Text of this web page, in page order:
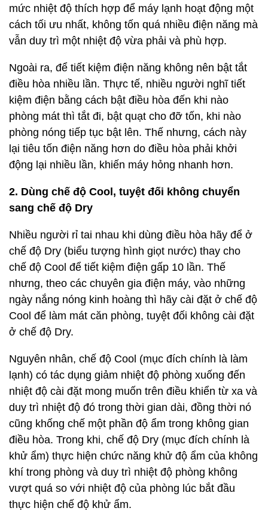
mức nhiệt độ thích hợp để máy lạnh hoạt động một
cách tối ưu nhất, không tốn quá nhiều điện năng mà
vẫn duy trì một nhiệt độ vừa phải và phù hợp.
Ngoài ra, để tiết kiệm điện năng không nên bật tắt
điều hòa nhiều lần. Thực tế, nhiều người nghĩ tiết
kiệm điện bằng cách bật điều hòa đến khi nào
phòng mát thì tắt đi, bật quạt cho đỡ tốn, khi nào
phòng nóng tiếp tục bật lên. Thế nhưng, cách này
lại tiêu tốn điện năng hơn do điều hòa phải khởi
động lại nhiều lần, khiến máy hỏng nhanh hơn.
2. Dùng chế độ Cool, tuyệt đối không chuyển
sang chế độ Dry
Nhiều người rỉ tai nhau khi dùng điều hòa hãy để ở
chế độ Dry (biểu tượng hình giọt nước) thay cho
chế độ Cool để tiết kiệm điện gấp 10 lần. Thế
nhưng, theo các chuyên gia điện máy, vào những
ngày nắng nóng kinh hoàng thì hãy cài đặt ở chế độ
Cool để làm mát căn phòng, tuyệt đối không cài đặt
ở chế độ Dry.
Nguyên nhân, chế độ Cool (mục đích chính là làm
lạnh) có tác dụng giảm nhiệt độ phòng xuống đến
nhiệt độ cài đặt mong muốn trên điều khiển từ xa và
duy trì nhiệt độ đó trong thời gian dài, đồng thời nó
cũng khống chế một phần độ ẩm trong không gian
điều hòa. Trong khi, chế độ Dry (mục đích chính là
khử ẩm) thực hiện chức năng khử độ ẩm của không
khí trong phòng và duy trì nhiệt độ phòng không
vượt quá so với nhiệt độ của phòng lúc bắt đầu
thực hiện chế độ khử ẩm.